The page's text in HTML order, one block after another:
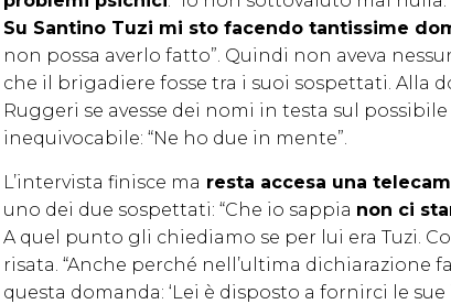
Su Santino Tuzi mi sto facendo tantissime
non possa averlo fatto”. Quindi non aveva
che il brigadiere fosse tra i suoi sospettati. Alla
Ruggeri se avesse dei nomi in testa sul
inequivocabile: “Ne ho due in mente”.
L’intervista finisce ma resta accesa una
uno dei due sospettati: “Che io sappia non ci
A quel punto gli chiediamo se per lui era Tuzi.
risata. “Anche perché nell’ultima dichiarazione
questa domanda: ‘Lei è disposto a fornirci le